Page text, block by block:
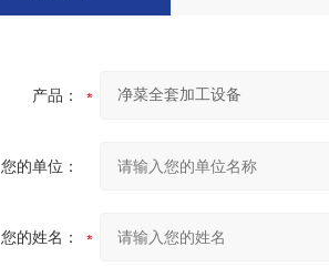
产品：
您的单位：
您的姓名：